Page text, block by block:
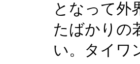
となって外
たばかりの
い。タイワ